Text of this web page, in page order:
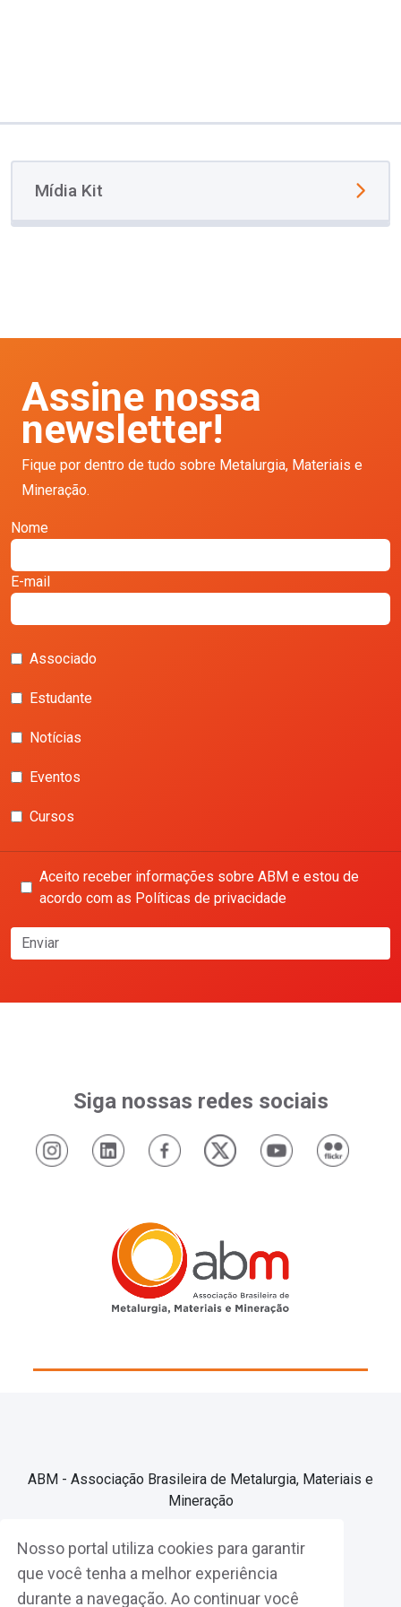
Nosso portal utiliza cookies para garantir
que você tenha a melhor experiência
durante a navegação. Ao continuar você
Mídia Kit
Assine nossa
newsletter!
Fique por dentro de tudo sobre Metalurgia, Materiais e
Mineração.
Nome
E-mail
Associado
Estudante
Notícias
Eventos
Cursos
Aceito receber informações sobre ABM e estou de
acordo com as Políticas de privacidade
Enviar
Siga nossas redes sociais
ABM - Associação Brasileira de Metalurgia, Materiais e
Mineração
Associe-se